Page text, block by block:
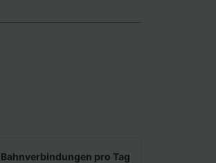
Bahnverbindungen pro Tag